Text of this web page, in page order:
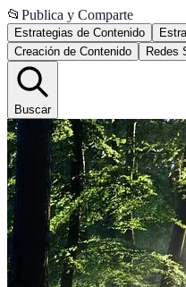
📂 Publica y Comparte
Estrategias de Contenido
Creación de Contenido
Redes
Buscar